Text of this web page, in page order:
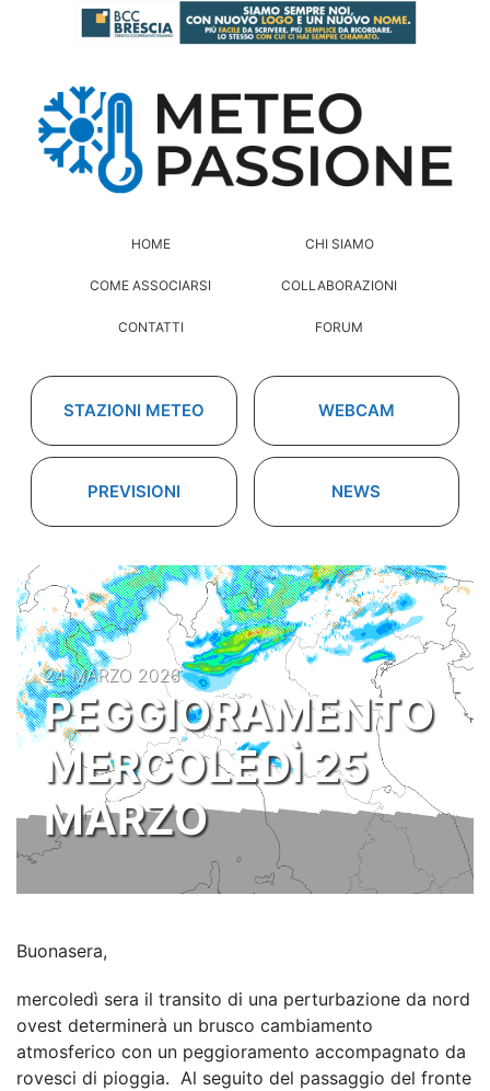
HOME CHI SIAMO
COME ASSOCIARSI COLLABORAZIONI
CONTATTI FORUM
STAZIONI METEO WEBCAM
PREVISIONI NEWS
24 MARZO 2026
PEGGIORAMENTO
MERCOLEDÌ 25
MARZO
Buonasera,
mercoledì sera il transito di una perturbazione da nord
ovest determinerà un brusco cambiamento
atmosferico con un peggioramento accompagnato da
rovesci di pioggia. Al seguito del passaggio del fronte